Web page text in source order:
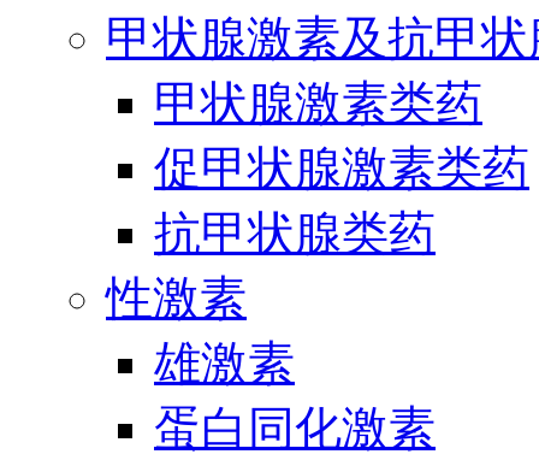
甲状腺激素及抗甲
甲状腺激素类药
促甲状腺激素类药
抗甲状腺类药
性激素
雄激素
蛋白同化激素